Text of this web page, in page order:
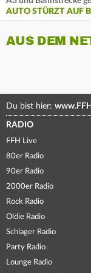
AUTO STÜRZT AUF
AUS DEM
Du bist hier:
RADIO
FFH Live
80er Radio
90er Radio
2000er Radio
Rock Radio
Oldie Radio
Schlager Radio
Party Radio
Lounge Radio